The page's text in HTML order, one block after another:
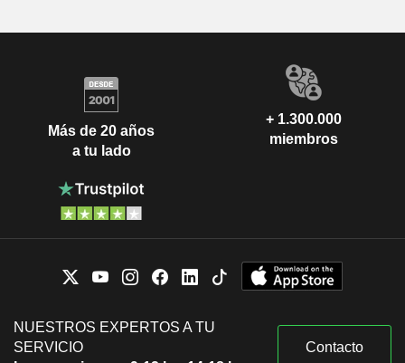
Más de 20 años
a tu lado
+ 1.300.000
miembros
NUESTROS EXPERTOS A TU
SERVICIO
Contacto